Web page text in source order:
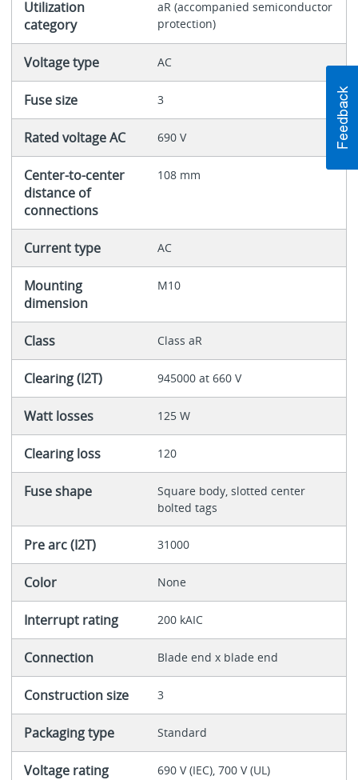
Utilization
category
aR (accompanied semiconductor
protection)
Voltage type AC
Fuse size 3
Rated voltage AC 690 V
Center-to-center
distance of
connections
108 mm
Current type AC
Mounting
dimension
M10
Class Class aR
Clearing (I2T) 945000 at 660 V
Watt losses 125 W
Clearing loss 120
Fuse shape
Square body, slotted center
bolted tags
Pre arc (I2T) 31000
Color None
Interrupt rating 200 kAIC
Connection Blade end x blade end
Construction size 3
Packaging type Standard
Voltage rating 690 V (IEC), 700 V (UL)